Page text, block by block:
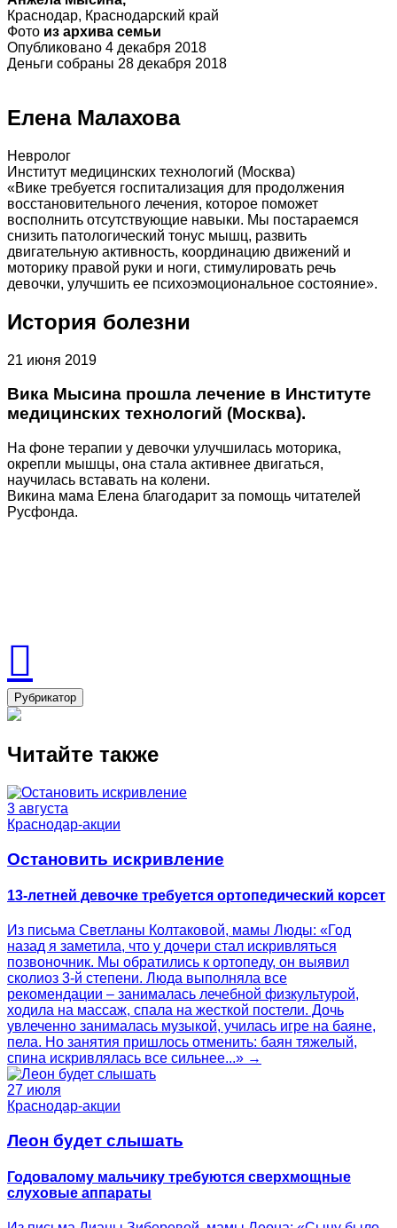
Краснодар, Краснодарский край
Фото из архива семьи
Опубликовано 4 декабря 2018
Деньги собраны 28 декабря 2018
Елена Малахова
Невролог
Институт медицинских технологий (Москва)
«Вике требуется госпитализация для продолжения
восстановительного лечения, которое поможет
восполнить отсутствующие навыки. Мы постараемся
снизить патологический тонус мышц, развить
двигательную активность, координацию движений и
моторику правой руки и ноги, стимулировать речь
девочки, улучшить ее психоэмоциональное состояние».
История болезни
21 июня 2019
Вика Мысина прошла лечение в Институте
медицинских технологий (Москва).
На фоне терапии у девочки улучшилась моторика,
окрепли мышцы, она стала активнее двигаться,
научилась вставать на колени.
Викина мама Елена благодарит за помощь читателей
Русфонда.
Рубрикатор
Читайте также
3 августа
Краснодар-акции
Остановить искривление
13-летней девочке требуется ортопедический корсет
Из письма Светланы Колтаковой, мамы Люды: «Год
назад я заметила, что у дочери стал искривляться
позвоночник. Мы обратились к ортопеду, он выявил
сколиоз 3-й степени. Люда выполняла все
рекомендации – занималась лечебной физкультурой,
ходила на массаж, спала на жесткой постели. Дочь
увлеченно занималась музыкой, училась игре на баяне,
пела. Но занятия пришлось отменить: баян тяжелый,
спина искривлялась все сильнее...» →
27 июля
Краснодар-акции
Леон будет слышать
Годовалому мальчику требуются сверхмощные
слуховые аппараты